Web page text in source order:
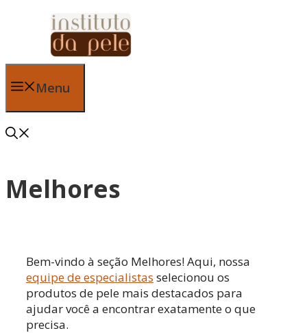
conteúdo
Menu
Melhores
Bem-vindo à seção Melhores! Aqui, nossa
equipe de especialistas selecionou os
produtos de pele mais destacados para
ajudar você a encontrar exatamente o que
precisa.